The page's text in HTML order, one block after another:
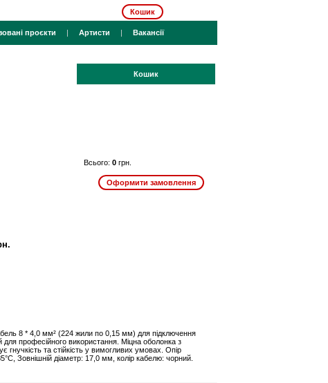
Кошик
проєкти | Артисти | Вакансії
Кошик
Всього: 0 грн.
8 * 4,0 мм² (224 жили по 0,15 мм) для підключення
професійного використання. Міцна оболонка з
гнучкість та стійкість у вимогливих умовах. Опір
Зовнішній діаметр: 17,0 мм, колір кабелю: чорний.